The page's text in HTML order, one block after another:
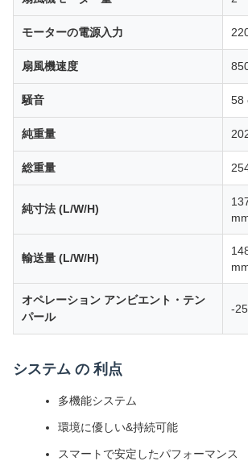
モーターの電源入力
扇風機速度
騒音 58
純重量
総重量
純寸法 (L/W/H)
輸送量 (L/W/H)
オペレーション アンビエント・テン
パール
-
システム の 利点
多機能システム
環境に優しい&持続可能
スマートで安定したパフォーマンス